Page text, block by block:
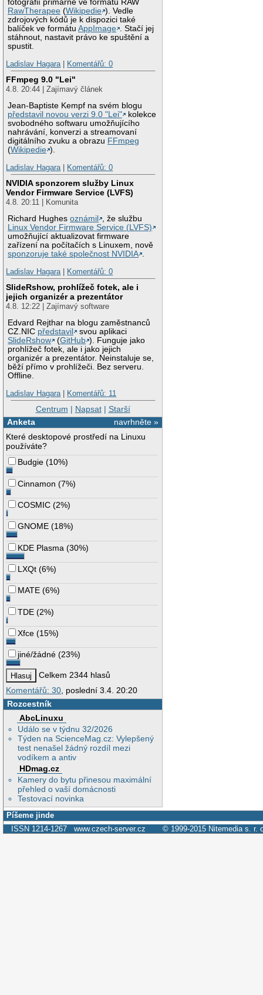
fotografií primárně ve formátů RAW
RawTherapee (Wikipedie ). Vedle
zdrojových kódů je k dispozici také
balíček ve formátuAppImage . Stačí jej
stáhnout, nastavit právo ke spuštění a
spustit.
Ladislav Hagara| Komentářů: 0
FFmpeg 9.0 "Lei"
4.8. 20:44 | Zajímavý článek
Jean-Baptiste Kempf na svém blogu
představil novou verzi 9.0 "Lei"
kolekce
svobodného softwaru umožňujícího
nahrávání, konverzi a streamovaní
digitálního zvuku a obrazu FFmpeg
(Wikipedie ).
Ladislav Hagara| Komentářů: 0
NVIDIA sponzorem služby Linux
Vendor Firmware Service (LVFS)
4.8. 20:11 | Komunita
Richard Hughesoznámil
, že službu
Linux Vendor Firmware Service (LVFS)
umožňující aktualizovat firmware
zařízení na počítačích s Linuxem, nově
sponzoruje také společnost NVIDIA .
Ladislav Hagara| Komentářů: 0
SlideRshow, prohlížeč fotek, ale i
jejich organizér a prezentátor
4.8. 12:22 | Zajímavý software
Edvard Rejthar na blogu zaměstnanců
CZ.NIC představil
svou aplikaci
SlideRshow
(GitHub ). Funguje jako
prohlížeč fotek, ale i jako jejich
organizér a prezentátor. Neinstaluje se,
běží přímo v prohlížeči. Bez serveru.
Offline.
Ladislav Hagara| Komentářů: 11
Centrum | Napsat| Starší
navrhněte »
Anketa
Které desktopové prostředí na Linuxu
používáte?
Budgie (10%)
Cinnamon (7%)
COSMIC (2%)
GNOME (18%)
KDE Plasma (30%)
LXQt (6%)
MATE (6%)
TDE (2%)
Xfce (15%)
jiné/žádné (23%)
Celkem 2344 hlasů
Komentářů: 30 , poslední 3.4. 20:20
Rozcestník
AbcLinuxu
Událo se v týdnu 32/2026
Týden na ScienceMag.cz: Vylepšený
test nenašel žádný rozdíl mezi
vodíkem a antiv
HDmag.cz
Kamery do bytu přinesou maximální
přehled o vaší domácnosti
Testovací novinka
Píšeme jinde
ISSN 1214-1267 www.czech-server.cz © 1999-2015 Nitemedia s. r.